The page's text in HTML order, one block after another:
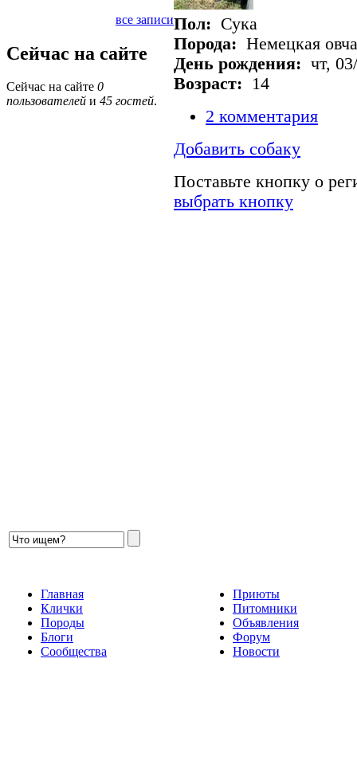
все записи
Сейчас на сайте
Сейчас на сайте 0
пользователей и 45 гостей.
Пол: Сука
Порода: Немецкая
День рождения: чт,
Возраст:
14
2 комментария
Добавить собаку
Поставьте кнопку о
выбрать кнопку
Главная
Клички
Породы
Блоги
Сообщества
Приюты
Питомники
Объявления
Форум
Новости